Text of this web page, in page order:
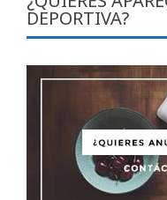
DEPORTIVA?